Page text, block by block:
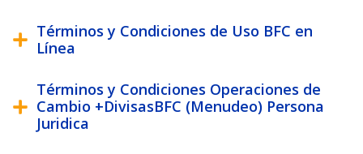
Términos y Condiciones de Uso BFC en
Línea
Términos y Condiciones Operaciones de
Cambio +DivisasBFC (Menudeo) Persona
Juridica